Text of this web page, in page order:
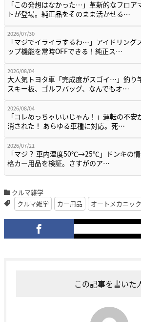
「この発想はなかった…」革新的なフロア
トが登場。純正品をそのまま活かせる…
2026/07/30
「マジでイライラするわ…」アイドリング
ップ機能を常時OFFできる！純正ス…
2026/08/04
大人気トヨタ車「完成度がスゴイ…」釣り
スキー板、ゴルフバッグ、なんでもオ…
2026/08/04
「コレめっちゃいいじゃん！」運転の不安
消された！ あらゆる車種に対応。死…
2026/07/21
「マジ？ 車内温度50℃→25℃」ドンキの
格カー用品を検証。さすがのア…
クルマ雑学
クルマ雑学
カー用品 オートメカニック
この記事を書いた